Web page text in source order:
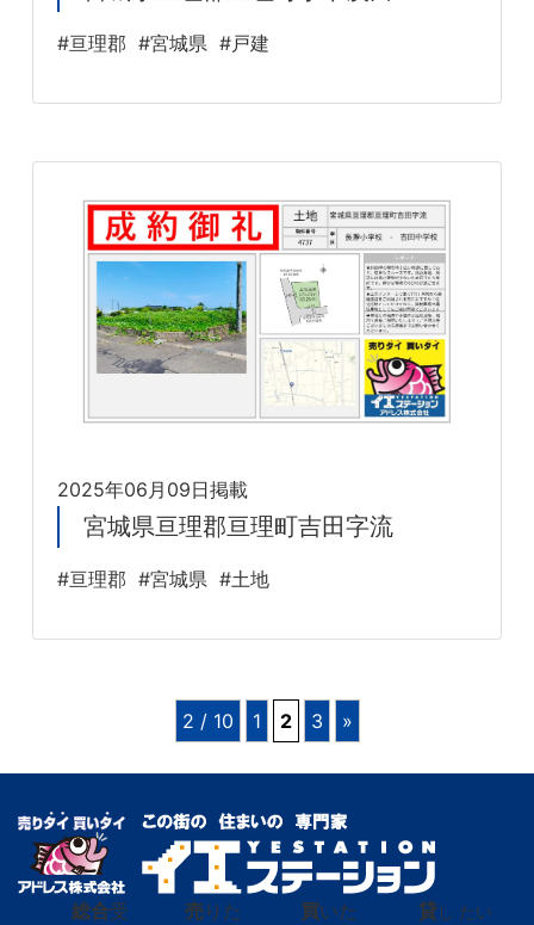
#亘理郡 #宮城県 #戸建
2025年06月09日掲載
宮城県亘理郡亘理町吉田字流
#亘理郡 #宮城県 #土地
2 / 10 1 2 3 »
総合受
売りた
買いた
貸し たい